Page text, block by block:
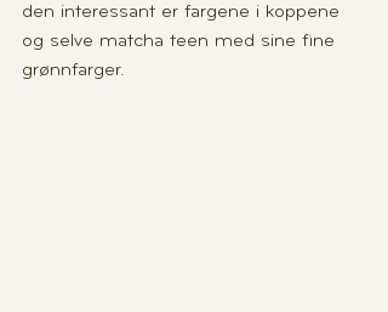
den interessant er fargene i koppene
og selve matcha teen med sine fine
grønnfarger.